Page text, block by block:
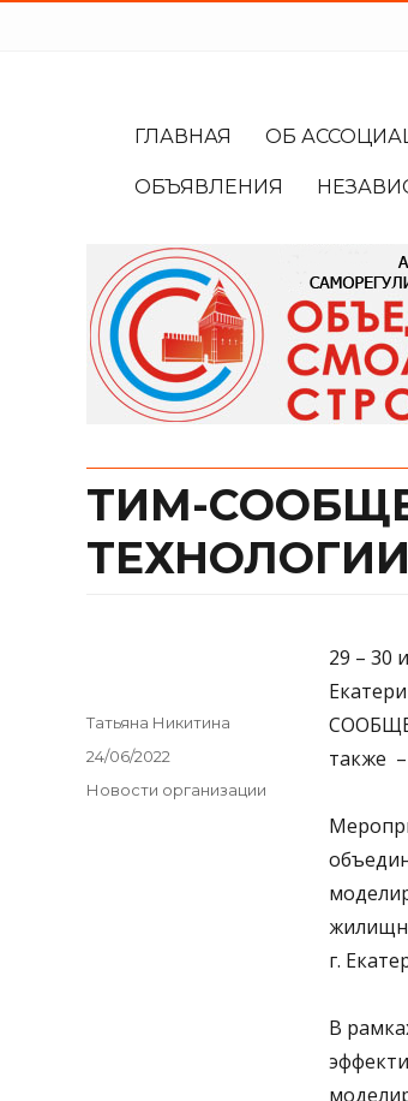
ГЛАВНАЯ ОБ
ОБЪЯВЛЕНИЯ
ТИМ-
29 – 30
также –
г.
В
Author
Татьяна Никитина
Posted
24/06/2022
Categories
Новости организации